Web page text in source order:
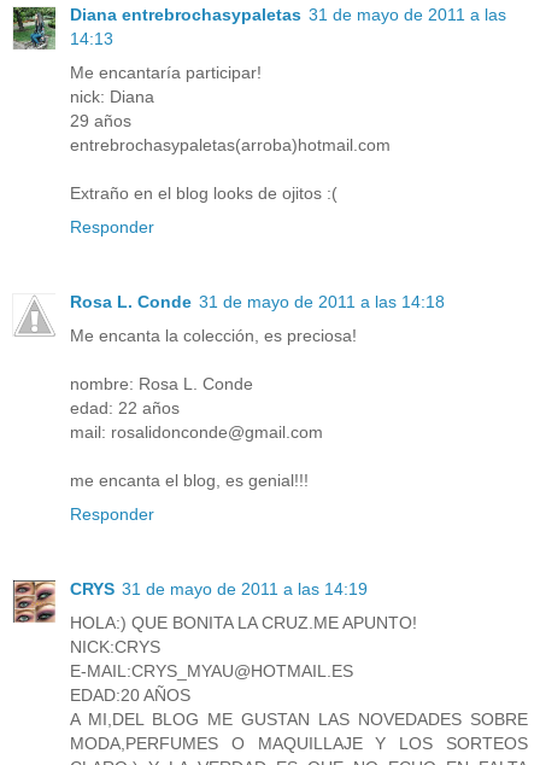
Diana entrebrochasypaletas 31 de mayo de 2011 a las
14:13
Me encantaría participar!
nick: Diana
29 años
entrebrochasypaletas(arroba)hotmail.com
Extraño en el blog looks de ojitos :(
Responder
Rosa L. Conde 31 de mayo de 2011 a las 14:18
Me encanta la colección, es preciosa!
nombre: Rosa L. Conde
edad: 22 años
mail: rosalidonconde@gmail.com
me encanta el blog, es genial!!!
Responder
CRYS 31 de mayo de 2011 a las 14:19
HOLA:) QUE BONITA LA CRUZ.ME APUNTO!
NICK:CRYS
E-MAIL:CRYS_MYAU@HOTMAIL.ES
EDAD:20 AÑOS
A MI,DEL BLOG ME GUSTAN LAS NOVEDADES SOBRE
MODA,PERFUMES O MAQUILLAJE Y LOS SORTEOS